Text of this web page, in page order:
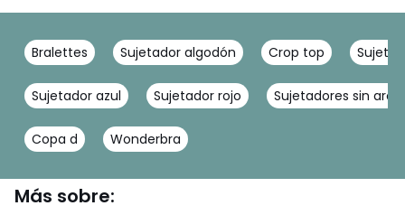
Bralettes Sujetador algodón Crop top
Sujetador azul Sujetador rojo Sujetadores sin aros
Copa d Wonderbra
Más sobre: